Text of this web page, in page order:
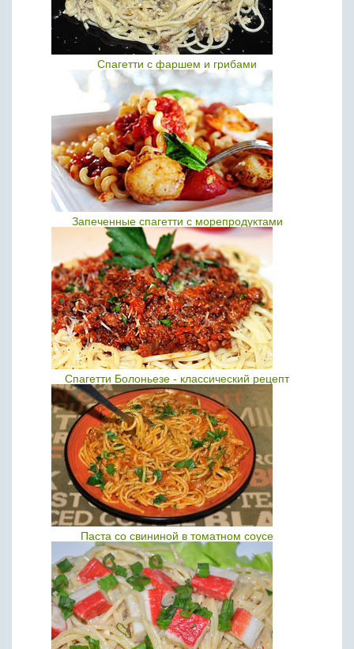
Спагетти с фаршем и грибами
Запеченные спагетти с морепродуктами
Спагетти Болоньезе - классический рецепт
Паста со свининой в томатном соусе